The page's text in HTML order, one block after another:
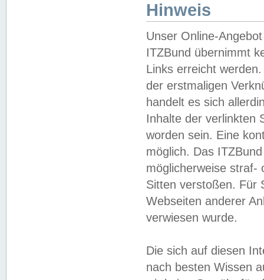
Hinweis
Unser Online-
ITZBund übernimmt
Links erreicht
der erstmaligen
handelt es sich
Inhalte der verlinkten
worden sein. Eine
möglich. Das
möglicherweise straf-
Sitten verstoßen. Für
Webseiten anderer
verwiesen wurde.
Die sich auf diesen
nach besten Wissen